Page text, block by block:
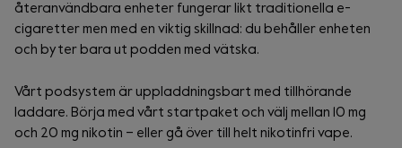
återanvändbara enheter fungerar likt traditionella e-
cigaretter men med en viktig skillnad: du behåller enheten
och byter bara ut podden med vätska.
Vårt podsystem är uppladdningsbart med tillhörande
laddare. Börja med vårt startpaket och välj mellan 10 mg
och 20 mg nikotin – eller gå över till helt nikotinfri vape.